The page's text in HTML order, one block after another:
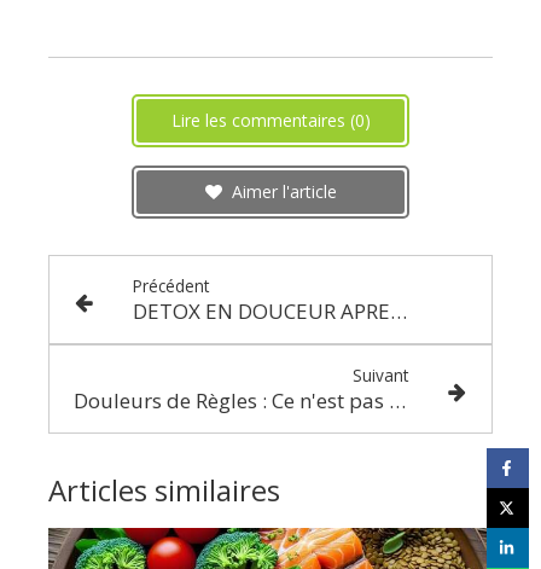
Lire les commentaires (0)
Aimer l'article
Précédent
DETOX EN DOUCEUR APRES LES FETES
Suivant
Douleurs de Règles : Ce n'est pas Normal !
Articles similaires